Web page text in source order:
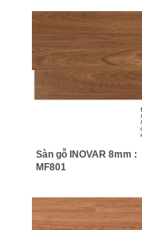
Sàn gỗ INOVAR 8mm :
MF801